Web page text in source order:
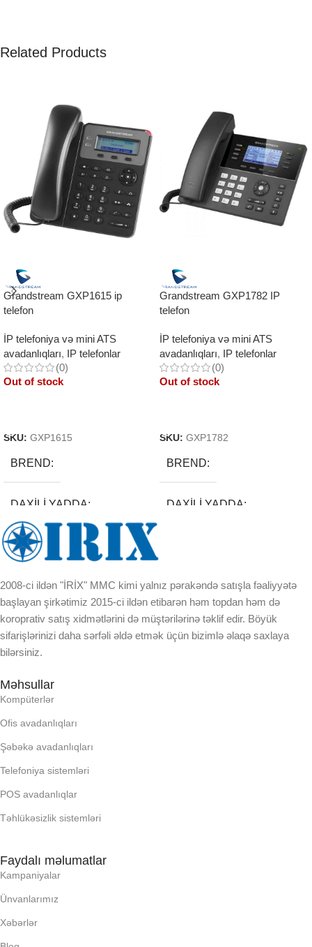
Related Products
Grandstream GXP1615 ip
telefon
İP telefoniya və mini ATS
avadanlıqları, IP telefonlar
(0)
Out of stock
SKU: GXP1615
BREND
DAXILI YADDA
EKRAN
KORPUSUN RNGI:
LCD
PROCESSOR
PROSESSOR
RAM
Grandstream GXP1782 IP
telefon
İP telefoniya və mini ATS
avadanlıqları, IP telefonlar
(0)
Out of stock
SKU: GXP1782
BREND
DAXILI YADDA
KORPUSUN RNGI:
2008-ci ildən "İRİX" MMC kimi yalnız pərakəndə satışla fəaliyyətə
başlayan şirkətimiz 2015-ci ildən etibarən həm topdan həm də
koroprativ satış xidmətlərini də müştərilərinə təklif edir. Böyük
sifarişlərinizi daha sərfəli əldə etmək üçün bizimlə əlaqə saxlaya
bilərsiniz.
Məhsullar
Kompüterlər
Ofis avadanlıqları
Şəbəkə avadanlıqları
Telefoniya sistemləri
POS avadanlıqlar
Təhlükəsizlik sistemləri
Faydalı məlumatlar
Kampaniyalar
Ünvanlarımız
Xəbərlər